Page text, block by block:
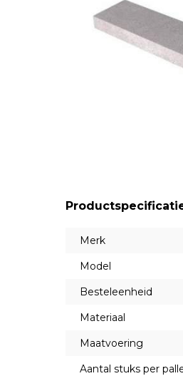
Merk
Model
Besteleenheid
Materiaal
Maatvoering
Aantal stuks per